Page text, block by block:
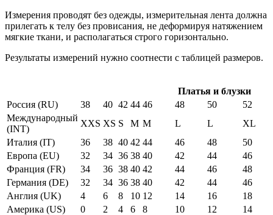
Измерения проводят без одежды, измерительная лента должна
прилегать к телу без провисания, не деформируя натяжением
мягкие ткани, и располагаться строго горизонтально.
Результаты измерений нужно соотнести с таблицей размеров.
Платья и блузки
Россия (RU)
38 40 42 44 46 48 50
52
Международный
(INT)
XXS XS S M M L L
XL
Италия (IT)
36 38 40 42 44 46 48
50
Европа (EU)
32 34 36 38 40 42 44
46
Франция (FR)
34 36 38 40 42 44 46
48
Германия (DE)
32 34 36 38 40 42 44
46
Англия (UK)
4 6 8 10 12 14 16
18
Америка (US)
0 2 4 6 8 10 12
14